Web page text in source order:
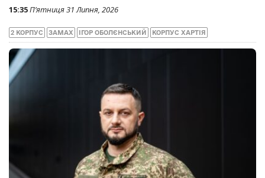
15:35П’ятниця 31 Липня, 2026
2 КОРПУС ЗАМАХ ІГОР ОБОЛЄНСЬКИЙ КОРПУС ХАРТІЯ